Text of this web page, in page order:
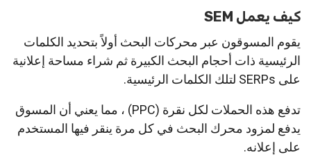
كيف يعمل SEM
يقوم المسوقون عبر محركات البحث أولاً بتحديد الكلمات
الرئيسية ذات أحجام البحث الكبيرة ثم شراء مساحة إعلانية
على SERPs لتلك الكلمات الرئيسية.
تدفع هذه الحملات لكل نقرة (PPC) ، مما يعني أن المسوق
يدفع لمزود محرك البحث في كل مرة ينقر فيها المستخدم
على إعلانه.